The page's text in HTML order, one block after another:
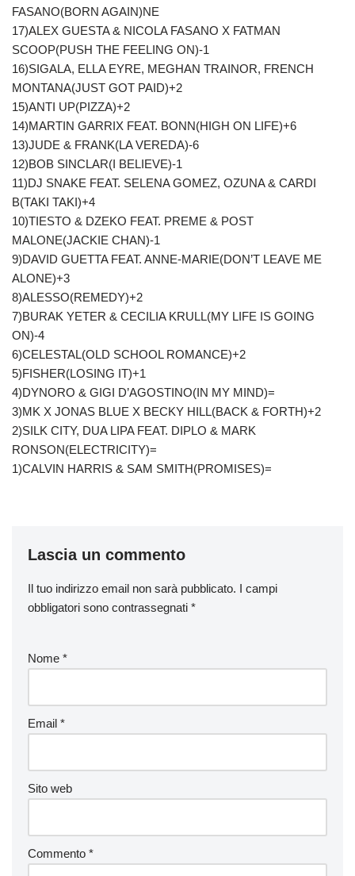
FASANO(BORN AGAIN)NE
17)ALEX GUESTA & NICOLA FASANO X FATMAN
SCOOP(PUSH THE FEELING ON)-1
16)SIGALA, ELLA EYRE, MEGHAN TRAINOR, FRENCH
MONTANA(JUST GOT PAID)+2
15)ANTI UP(PIZZA)+2
14)MARTIN GARRIX FEAT. BONN(HIGH ON LIFE)+6
13)JUDE & FRANK(LA VEREDA)-6
12)BOB SINCLAR(I BELIEVE)-1
11)DJ SNAKE FEAT. SELENA GOMEZ, OZUNA & CARDI
B(TAKI TAKI)+4
10)TIESTO & DZEKO FEAT. PREME & POST
MALONE(JACKIE CHAN)-1
9)DAVID GUETTA FEAT. ANNE-MARIE(DON’T LEAVE ME
ALONE)+3
8)ALESSO(REMEDY)+2
7)BURAK YETER & CECILIA KRULL(MY LIFE IS GOING
ON)-4
6)CELESTAL(OLD SCHOOL ROMANCE)+2
5)FISHER(LOSING IT)+1
4)DYNORO & GIGI D’AGOSTINO(IN MY MIND)=
3)MK X JONAS BLUE X BECKY HILL(BACK & FORTH)+2
2)SILK CITY, DUA LIPA FEAT. DIPLO & MARK
RONSON(ELECTRICITY)=
1)CALVIN HARRIS & SAM SMITH(PROMISES)=
Lascia un commento
Il tuo indirizzo email non sarà pubblicato. I campi
obbligatori sono contrassegnati *
Nome *
Email *
Sito web
Commento *